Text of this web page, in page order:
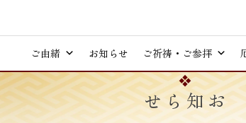
ご由緒 お知らせ ご祈祷・ご参拝
お知らせ